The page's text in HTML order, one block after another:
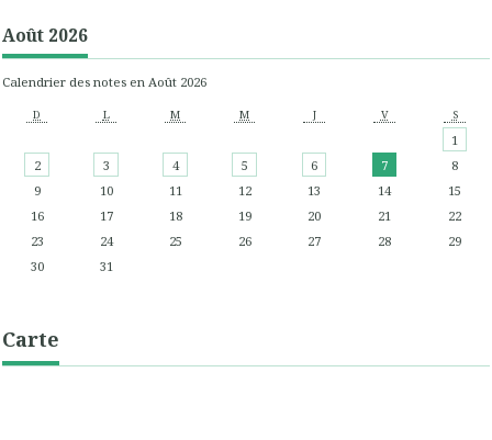
Août 2026
Calendrier des notes en Août 2026
D L M M J V S
1
2
3 4 5 6 7
8
9
10 11 12 13 14
15
16
17 18 19 20 21
22
23
24 25 26 27 28
29
30
31
Carte